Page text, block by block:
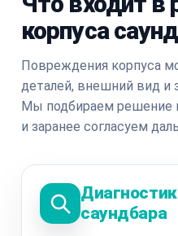
корпуса
Повреждения корпуса
деталей, внешний вид и
Мы подбираем решение
и заранее согласуем
саундбара